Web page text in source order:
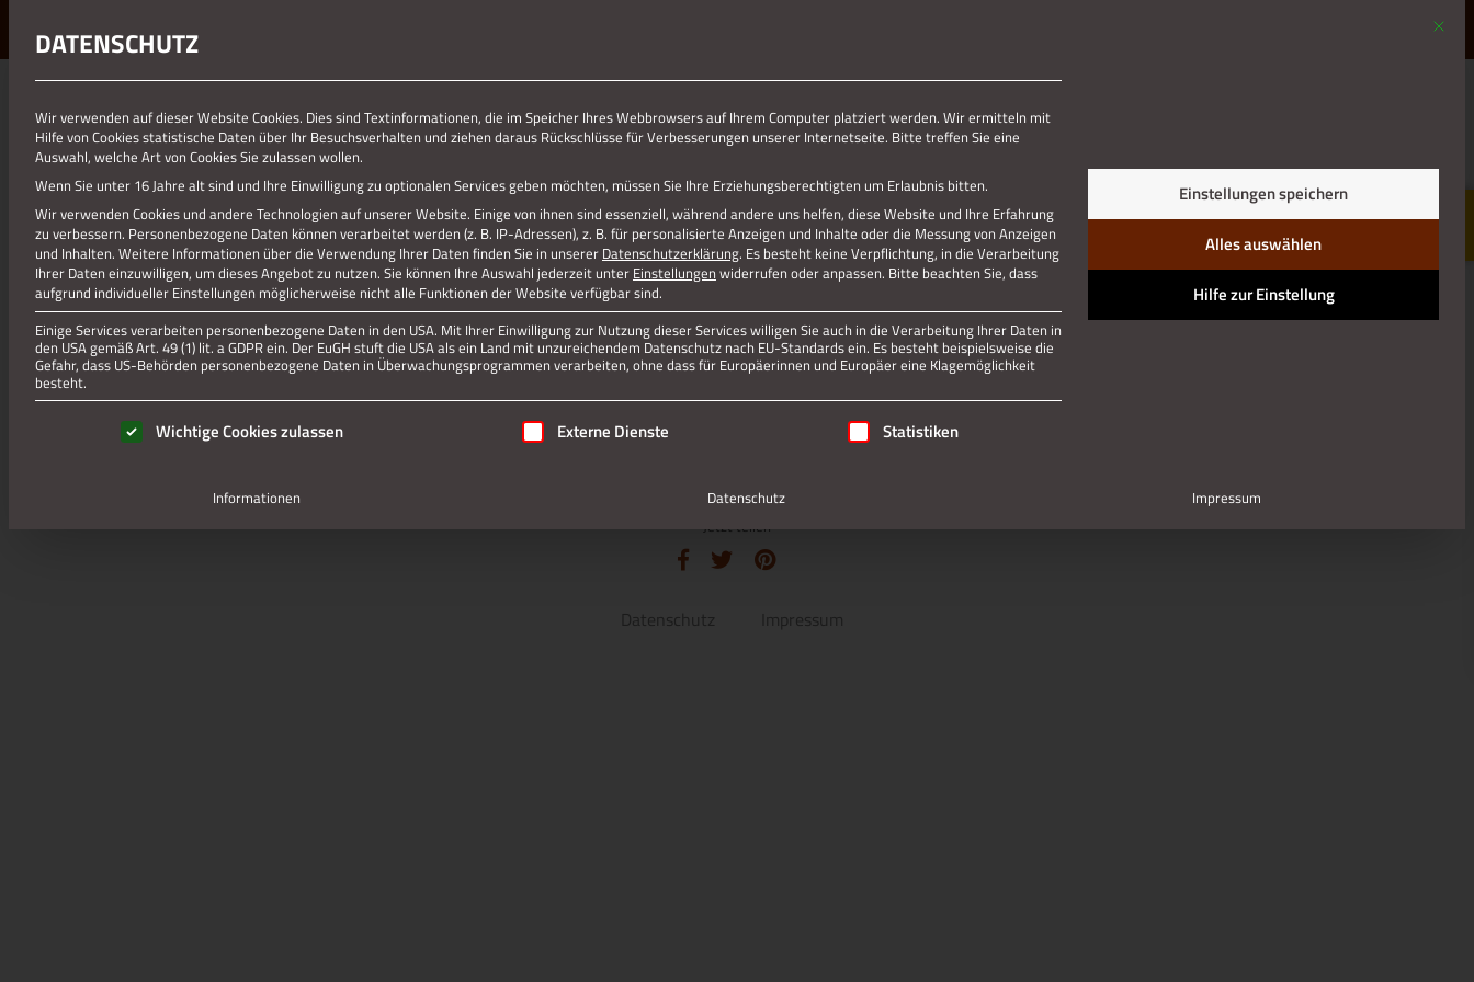
01.01.1970
TALSPERRE1 Jetzt teilen
Jetzt teilen
Datenschutz Impressum
Mit
DATENSCHUTZ
Wir verwenden auf dieser Website Cookies. Dies sind Textinformationen, die im Speicher Ihres Webbrowsers auf Ihrem Computer platziert werden. Wir ermitteln mit
Hilfe von Cookies statistische Daten über Ihr Besuchsverhalten und ziehen daraus Rückschlüsse für Verbesserungen unserer Internetseite. Bitte treffen Sie eine
Auswahl, welche Art von Cookies Sie zulassen wollen.
Wenn Sie unter 16 Jahre alt sind und Ihre Einwilligung zu optionalen Services geben möchten, müssen Sie Ihre Erziehungsberechtigten um Erlaubnis bitten.
Wir verwenden Cookies und andere Technologien auf unserer Website. Einige von ihnen sind essenziell, während andere uns helfen, diese Website und Ihre Erfahrung
zu verbessern. Personenbezogene Daten können verarbeitet werden (z. B. IP-Adressen), z. B. für personalisierte Anzeigen und Inhalte oder die Messung von Anzeigen
und Inhalten. Weitere Informationen über die Verwendung Ihrer Daten finden Sie in unserer Datenschutzerklärung. Es besteht keine Verpflichtung, in die Verarbeitung
Ihrer Daten einzuwilligen, um dieses Angebot zu nutzen. Sie können Ihre Auswahl jederzeit unter Einstellungen widerrufen oder anpassen. Bitte beachten Sie, dass
aufgrund individueller Einstellungen möglicherweise nicht alle Funktionen der Website verfügbar sind.
Einige Services verarbeiten personenbezogene Daten in den USA. Mit Ihrer Einwilligung zur Nutzung dieser Services willigen Sie auch in die Verarbeitung Ihrer Daten in
den USA gemäß Art. 49 (1) lit. a GDPR ein. Der EuGH stuft die USA als ein Land mit unzureichendem Datenschutz nach EU-Standards ein. Es besteht beispielsweise die
Gefahr, dass US-Behörden personenbezogene Daten in Überwachungsprogrammen verarbeiten, ohne dass für Europäerinnen und Europäer eine Klagemöglichkeit
besteht.
Es folgt eine Liste der Service-Gruppen, für die eine Einwilligung erteilt werden kann. Die erste Service-Gruppe ist essenziell und kann nicht abgewählt werden.
Wichtige Cookies zulassen Externe Dienste Statistiken
Einstellungen speichern
Alles auswählen
Hilfe zur Einstellung
Informationen Datenschutz Impressum